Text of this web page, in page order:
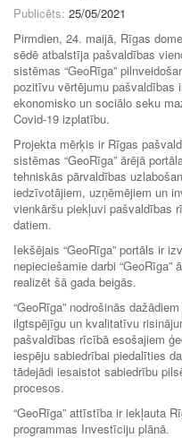
Publicēts: 25/05/2021
Pirmdien, 24. maijā, Rīgas
sēdē atbalstīja pašvaldības
sistēmas “GeoRīga”
pozitīvu vērtējumu pašvaldības
ekonomisko un sociālo seku
Covid-19 izplatību.
Projekta mērķis ir Rīgas
sistēmas “GeoRīga” ārējā
tehniskās pārvaldības
iedzīvotājiem, uzņēmējiem un
vienkāršu piekļuvi pašvaldības
datiem.
Iekšējais “GeoRīga” portāls ir
nepieciešamie darbi
realizēt šā gada beigās.
“GeoRīga” nodrošinās
ilgtspējīgu un kvalitatīvu
pašvaldības rīcībā esošajiem
iespēju sabiedrībai piedalīties
tādejādi iesaistot sabiedrību
procesos.
“GeoRīga” attīstība ir iekļauta
programmas Investīciju plānā.